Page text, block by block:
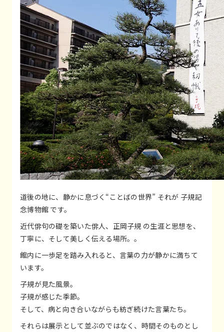
道後の地に、静かに息づく“ことばの世界” それが 子規記
念博物館 です。
近代俳句の礎を築いた俳人、正岡子規 の生涯と思想を、
丁寧に、そして美しく伝える場所。。
館内に一歩足を踏み入れると、言葉の力が静かに満ちて
います。
子規が見た風景。
子規が感じた季節。
そして、病と向き合いながらも紡ぎ続けた言葉たち。
それらは展示として並ぶのではなく、時間そのものとし